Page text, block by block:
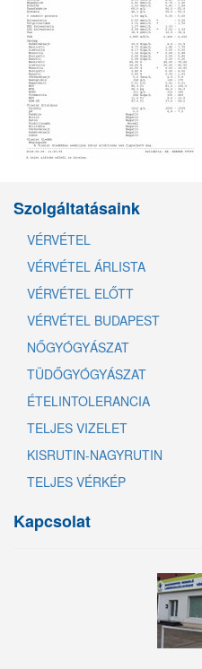
Szolgáltatásaink
VÉRVÉTEL
VÉRVÉTEL ÁRLISTA
VÉRVÉTEL ELŐTT
VÉRVÉTEL BUDAPEST
NŐGYÓGYÁSZAT
TÜDŐGYÓGYÁSZAT
ÉTELINTOLERANCIA
TELJES VIZELET
KISRUTIN-NAGYRUTIN
TELJES VÉRKÉP
Kapcsolat